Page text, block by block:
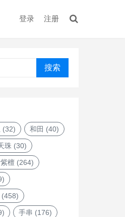
登录 注册
搜索
(32) 和田 (40)
珠 (30)
檀 (264)
(458)
手串 (176)